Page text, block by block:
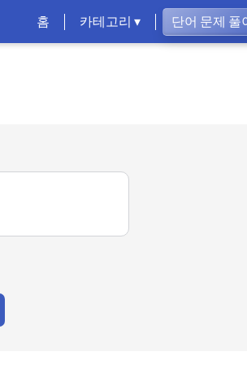
홈 카테고리 ▾ 단어 문제 풀